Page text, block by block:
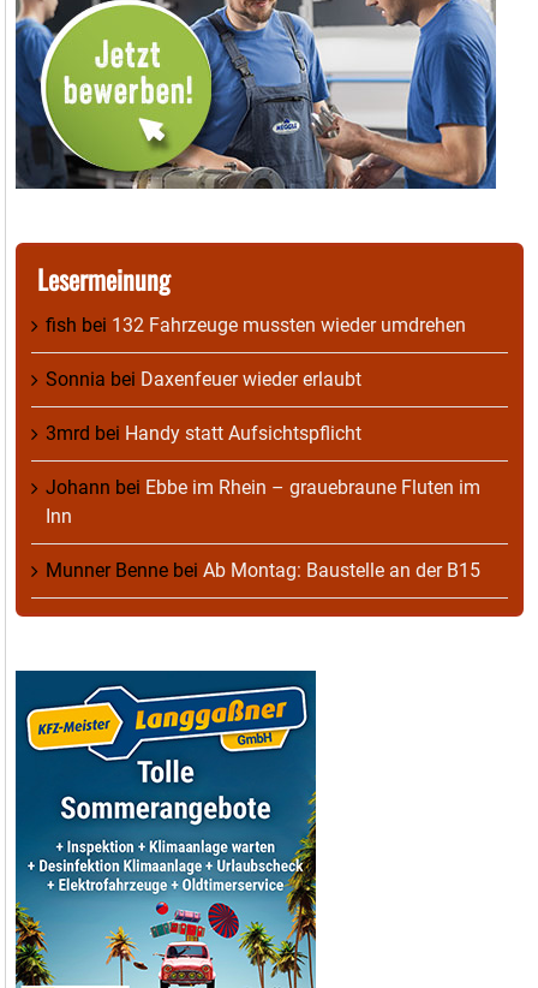
Lesermeinung
fish bei 132 Fahrzeuge mussten wieder umdrehen
Sonnia bei Daxenfeuer wieder erlaubt
3mrd bei Handy statt Aufsichtspflicht
Johann bei Ebbe im Rhein – grauebraune Fluten im
Inn
Munner Benne bei Ab Montag: Baustelle an der B15